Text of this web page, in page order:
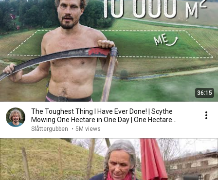
36:15
The Toughest Thing I Have Ever Done! | Scythe
Mowing One Hectare in One Day | One Hectare
Challenge
Slåttergubben • 5M views